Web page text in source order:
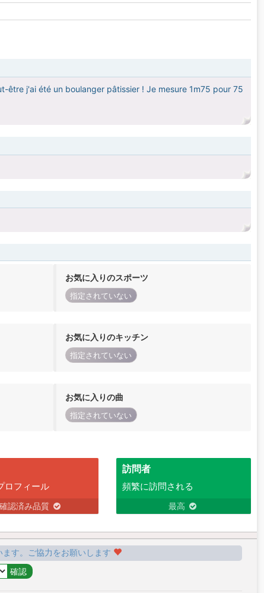
être j'ai été un boulanger pâtissier ! Je mesure 1m75 pour 75
お気に入りのスポーツ
指定されていない
お気に入りのキッチン
指定されていない
お気に入りの曲
指定されていない
ロフィール
確認済み品質
訪問者
頻繁に訪問される
最高
す。ご協力をお願いします